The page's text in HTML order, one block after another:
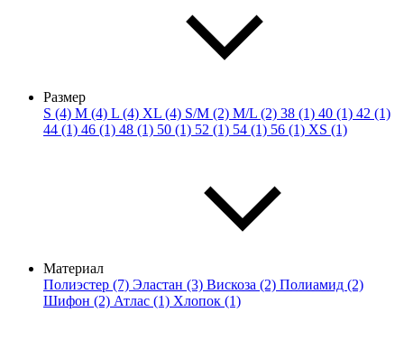
Размер
S (4) M (4) L (4) XL (4) S/M (2) M/L (2) 38 (1) 40 (1) 42 (1)
44 (1) 46 (1) 48 (1) 50 (1) 52 (1) 54 (1) 56 (1) XS (1)
Материал
Полиэстер (7) Эластан (3) Вискоза (2) Полиамид (2)
Шифон (2) Атлас (1) Хлопок (1)